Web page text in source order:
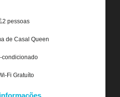
2 pessoas
de Casal Queen
condicionado
Fi Gratuíto